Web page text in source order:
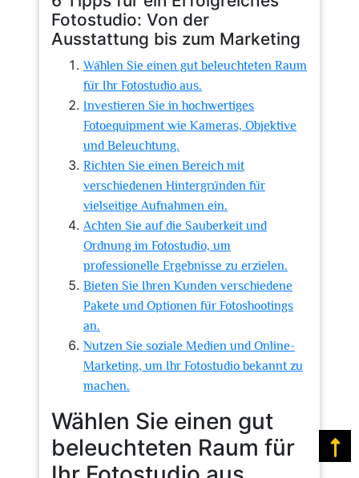
Fotostudio: Von der
Ausstattung bis zum Marketing
Wählen Sie einen gut beleuchteten Raum
für Ihr Fotostudio aus.
Investieren Sie in hochwertiges
Fotoequipment wie Kameras, Objektive
und Beleuchtung.
Richten Sie einen Bereich mit
verschiedenen Hintergründen für
vielseitige Aufnahmen ein.
Achten Sie auf die Sauberkeit und
Ordnung im Fotostudio, um
professionelle Ergebnisse zu erzielen.
Bieten Sie Ihren Kunden verschiedene
Pakete und Optionen für Fotoshootings
an.
Nutzen Sie soziale Medien und Online-
Marketing, um Ihr Fotostudio bekannt zu
machen.
Wählen Sie einen gut
beleuchteten Raum für